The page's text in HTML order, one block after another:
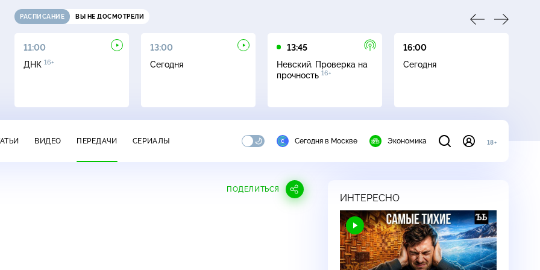
РАСПИСАНИЕ ВЫ НЕ ДОСМОТРЕЛИ
11:00
ДНК 16+
13:00
Сегодня
13:45
Невский. Проверка на
прочность 16+
16:00
Сегодня
ВИДЕО ПЕРЕДАЧИ СЕРИАЛЫ Сегодня в Москве Экономика 18+
ПОДЕЛИТЬСЯ
ИНТЕРЕСНО